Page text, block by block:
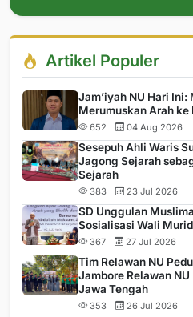
Artikel Populer
Jam’iyah NU Hari
Merumuskan Arah ke
652 04 Aug 2026
Sesepuh Ahli Waris
Jagong Sejarah
Sejarah
383 23 Jul 2026
SD Unggulan
Sosialisasi Wali
367 27 Jul 2026
Tim Relawan NU
Jambore Relawan
Jawa Tengah
353 26 Jul 2026